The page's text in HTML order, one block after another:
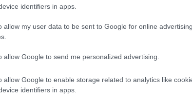
identifiers in apps.
allow my user data to be sent to Google for online advertising
allow Google to send me personalized advertising.
allow Google to enable storage related to analytics like
identifiers in apps.
alapfaj.
és
nem
Juharlevelű platán (Platanus x acerifolia
A juharlevelű platán németországi nemesítésű